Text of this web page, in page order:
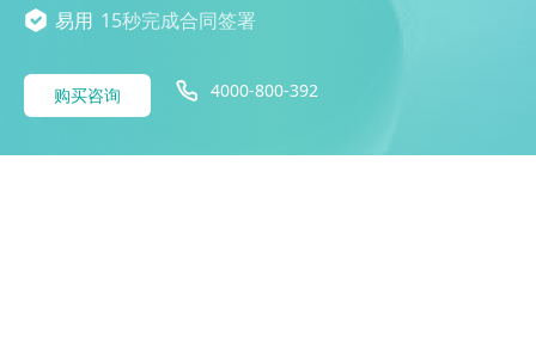
易用 15秒完成合同签署
购买咨询 4000-800-392